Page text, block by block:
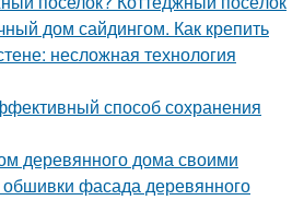
дом сайдингом. Как крепить
несложная технология
способ сохранения
деревянного дома своими
фасада деревянного